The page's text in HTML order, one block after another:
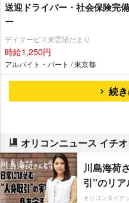
送迎ドライバー・社会保険完
ー
デイサービス東雲陽だまり
時給1,250円
アルバイト・パート / 東京都
続
オリコンニュース イチ
川島海荷
引”のリア
オリコンタイア